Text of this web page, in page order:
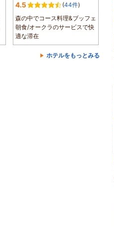
4.5 (44件)
森の中でコース料理&ブッフェ
朝食/オークラのサービスで快
適な滞在
ホテルをもっとみる